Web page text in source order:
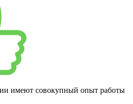
имеют совокупный опыт работы